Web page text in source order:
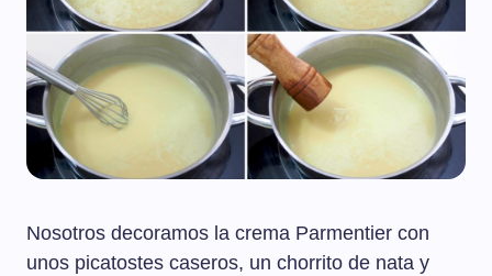
Nosotros decoramos la crema Parmentier con
unos picatostes caseros, un chorrito de nata y